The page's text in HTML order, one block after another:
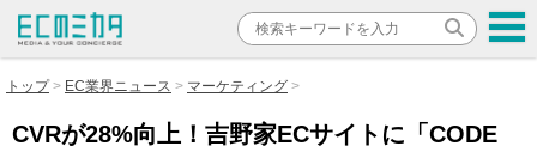
トップ EC業界ニュース マーケティング
CVRが28%向上！吉野家ECサイトに「CODE